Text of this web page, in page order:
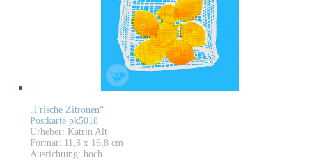
„Frische Zitronen“
Postkarte pk5018
Urheber: Katrin Alt
Format: 11,8 x 16,8 cm
Ausrichtung: hoch